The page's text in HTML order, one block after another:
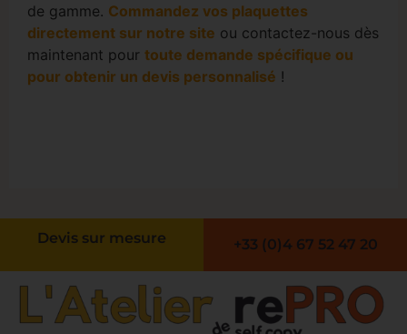
de gamme. Commandez vos plaquettes
directement sur notre site ou contactez-nous dès
maintenant pour toute demande spécifique ou
pour obtenir un devis personnalisé !
Devis sur mesure +33 (0)4 67 52 47 20